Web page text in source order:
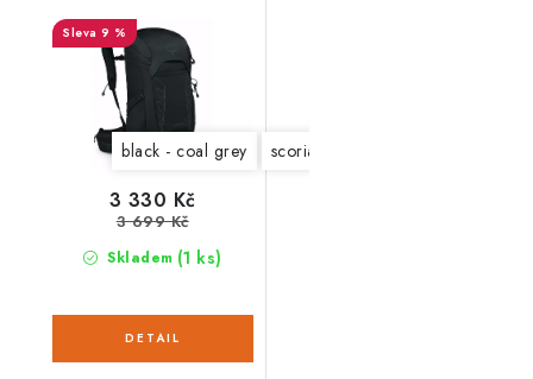
9 %
black - coal grey scoria blue - night shift
Skladem (1 ks)
3 330 Kč
3 699 Kč